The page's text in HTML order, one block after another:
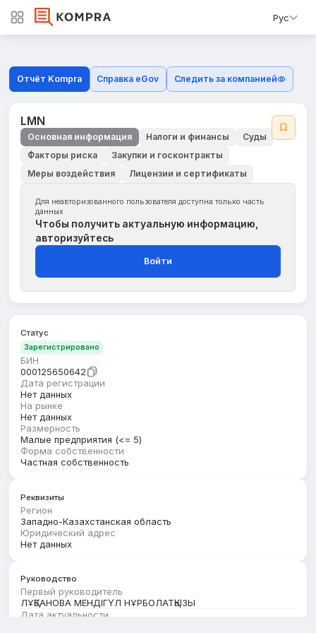
Рус
Отчёт Kompra Справка eGov Следить за компанией
LMN
Основная информация Налоги и финансы
Суды
Факторы риска
Закупки и госконтракты
Меры воздействия
Лицензии и сертификаты
Для неавторизованного пользователя доступна только часть
данных
Чтобы получить актуальную информацию,
авторизуйтесь
Войти
Статус
Зарегистрировано
БИН
000125650642
Дата регистрации
Нет данных
На рынке
Нет данных
Размерность
Малые предприятия (<= 5)
Форма собственности
Частная собственность
Реквизиты
Регион
Западно-Казахстанская область
Юридический адрес
Нет данных
Руководство
Первый руководитель
ЛҰҚБАНОВА МЕНДІГҮЛ НҰРБОЛАТҚЫЗЫ
Дата актуальности